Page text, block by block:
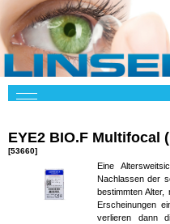
EYE2 BIO.F Multifocal
[53660]
Eine
Nachlassen der
bestimmten
Erscheinungen
verlieren dann